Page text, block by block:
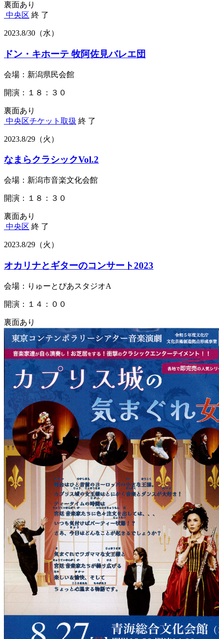
裏面あり
中央区 終 了
2023.8/30 （水）
ドン・キホーテ 牧阿佐見バレエ団
会場：新潟県民会館
開演：１８：３０
裏面あり
中央区チケット取扱 終 了
2023.8/29 （火）
なまらクラシックVol.2
会場：新潟市音楽文化会館
開演：１８：３０
裏面あり
中央区 終 了
2023.8/29 （火）
オカリナとギターのコンサート2023
会場：りゅーとぴあスタジオA
開演：１４：００
裏面あり